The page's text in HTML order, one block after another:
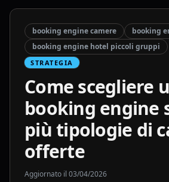
booking engine camere
booking
booking engine hotel piccoli gruppi
STRATEGIA
Come scegliere
booking engine
più tipologie di
offerte
Aggiornato il 03/04/2026